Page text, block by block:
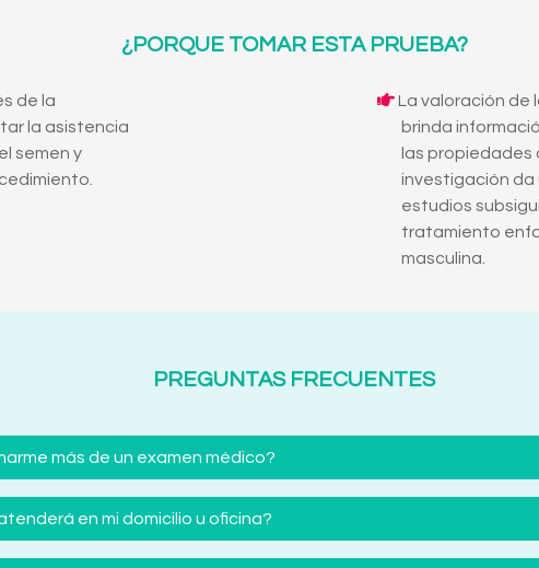
¿PORQUE TOMAR ESTA PRUEBA?
de la
la asistencia
semen y
La valoración de
brinda
las
investigación da
estudios
tratamiento
masculina.
PREGUNTAS FRECUENTES
más de un examen médico?
en mi domicilio u oficina?